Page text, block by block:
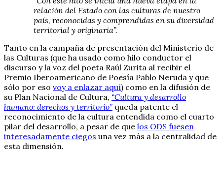
relación del Estado con las culturas de nuestro
país, reconocidas y comprendidas en su diversidad
territorial y originaria”.
Tanto en la campaña de presentación del Ministerio de
las Culturas (que ha usado como hilo conductor el
discurso y la voz del poeta Raúl Zurita al recibir el
Premio Iberoamericano de Poesía Pablo Neruda y que
sólo por eso voy a enlazar aquí) como en la difusión de
su Plan Nacional de Cultura, “Cultura y desarrollo
humano: derechos y territorio” queda patente el
reconocimiento de la cultura entendida como el cuarto
pilar del desarrollo, a pesar de que los ODS fuesen
interesadamente ciegos una vez más a la centralidad de
esta dimensión.